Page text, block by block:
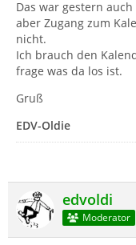
Das war gestern
aber Zugang zum
nicht.
Ich brauch den
frage was da los ist.
Gruß
EDV-Oldie
edvoldi
Moderator